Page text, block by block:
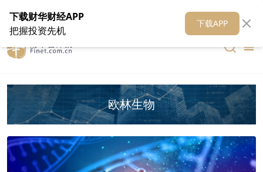
在线客服 关于我们 财华媒体矩阵 财华智库
欧林生物
下载财华财经APP
把握投资先机
下载APP